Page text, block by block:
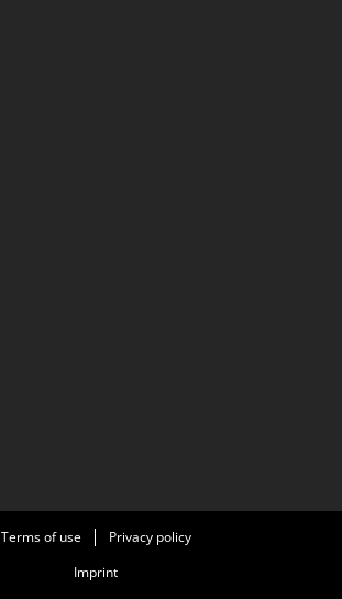
Terms of use
Privacy policy
Imprint